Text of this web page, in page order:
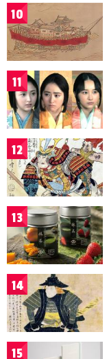
10
11
12
13
14
15